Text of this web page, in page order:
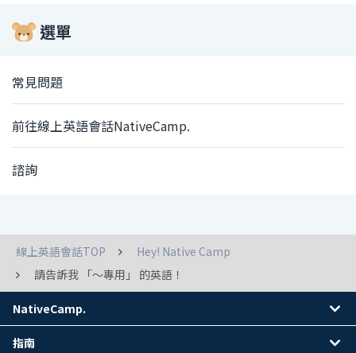
選單
常見問題
前往線上英語會話NativeCamp.
諮詢
線上英語會話TOP
Hey! Native Camp
請告訴我 「～專用」 的英語！
NativeCamp.
指南